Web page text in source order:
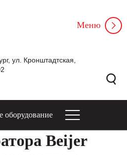
ул. Кронштадтская,
Меню
оборудование
Beijer